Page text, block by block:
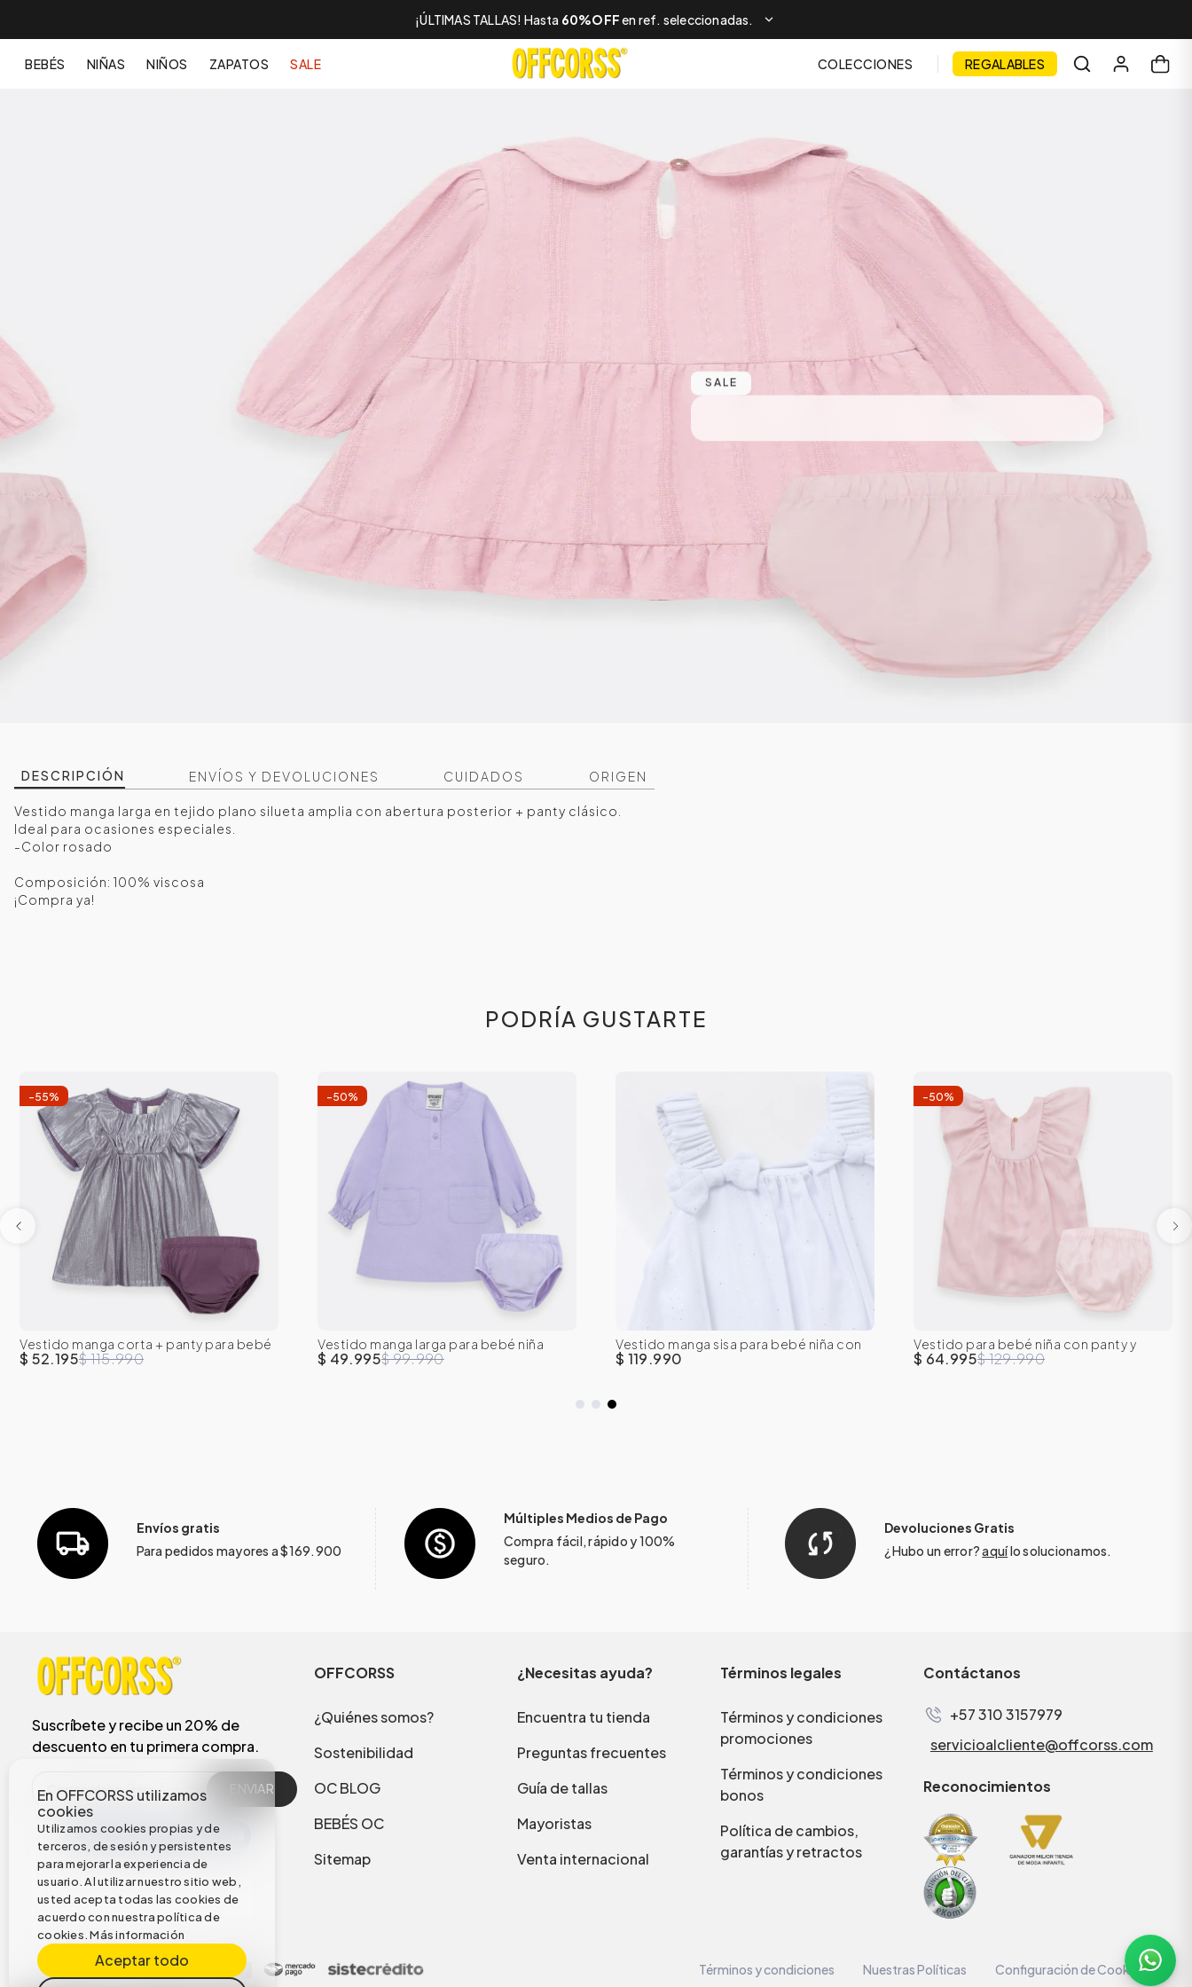
¡ÚLTIMAS TALLAS! Hasta 60%OFFen ref. seleccionadas.
BEBÉS NIÑAS NIÑOS ZAPATOS SALE COLECCIONES REGALABLES
En OFFCORSS utilizamos
cookies
Utilizamos cookies propias y de
terceros, de sesión y persistentes
para mejorar la experiencia de
usuario. Al utilizar nuestro sitio web,
usted acepta todas las cookies de
acuerdo con nuestra política de
cookies.Más información
Aceptar todo
SALE
DESCRIPCIÓN ENVÍOS Y DEVOLUCIONES CUIDADOS ORIGEN
Vestido manga larga en tejido plano silueta amplia con abertura posterior + panty clásico.
Ideal para ocasiones especiales.
-Color rosado
Composición: 100% viscosa
¡Compra ya!
PODRÍA GUSTARTE
-55%
24M
2T
3T
Vestido manga corta + panty para bebé
niña
$ 52.195$ 115.990
-50%
24M
Vestido manga larga para bebé niña
silueta amplia
$ 49.995$ 99.990
0-3M
24M
Vestido manga sisa para bebé niña con
boleros
$ 119.990
-50%
24M
Vestido para bebé niña con panty y
moño
$ 64.995$ 129.990
Envíos gratis
Para pedidos mayores a $169.900
Múltiples Medios de Pago
Compra fácil, rápido y 100%
seguro.
Devoluciones Gratis
¿Hubo un error?aquílo solucionamos.
Suscríbete y recibe un 20% de
descuento en tu primera compra.
ENVIAR
OFFCORSS
¿Quiénes somos?
Sostenibilidad
OC BLOG
BEBÉS OC
Sitemap
¿Necesitas ayuda?
Encuentra tu tienda
Preguntas frecuentes
Guía de tallas
Mayoristas
Venta internacional
Términos legales
Términos y condiciones
promociones
Términos y condiciones
bonos
Política de cambios,
garantías y retractos
Contáctanos
+57 310 3157979
servicioalcliente@offcorss.com
Reconocimientos
Términos y condiciones Nuestras Políticas Configuración de Cookies